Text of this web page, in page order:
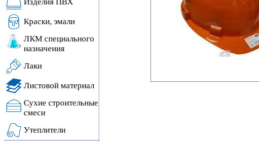
Краски, эмали
ЛКМ специального
назначения
Лаки
Листовой материал
Сухие строительные
смеси
Утеплители